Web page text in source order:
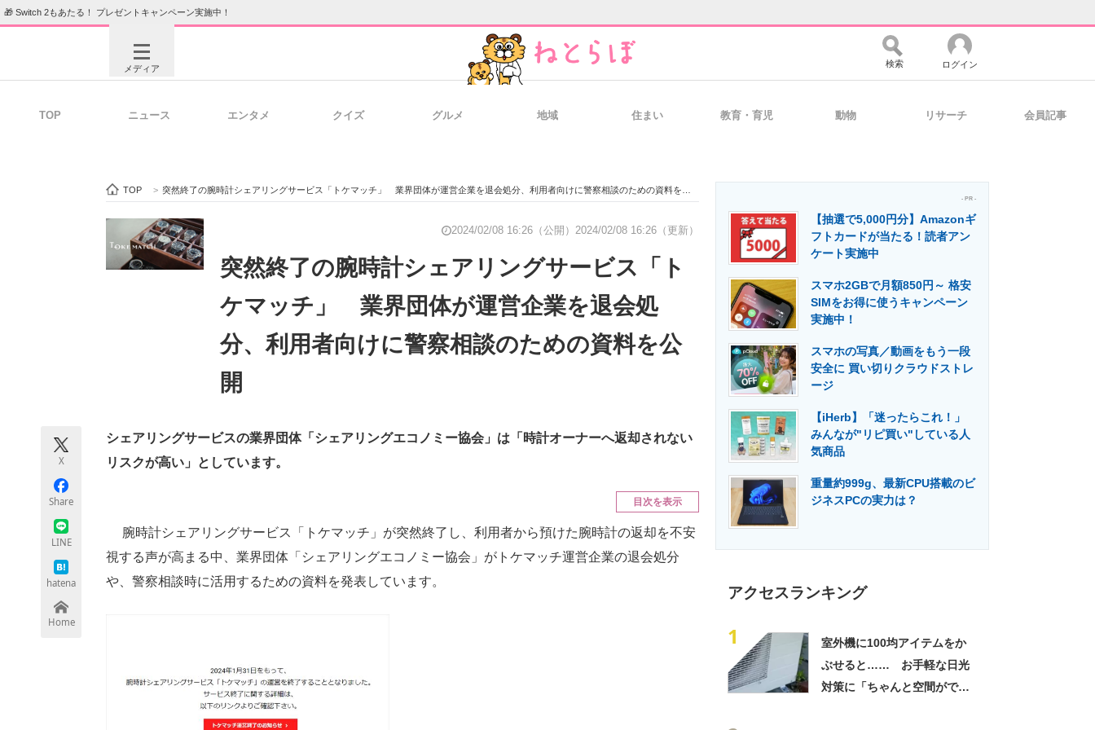
🎁 Switch 2もあたる！ プレゼントキャンペーン実施中！
メディア
ビジネスと働き方のヒント 経営リーダーのコミュニティ マーケ×ITの今がよく分かる
ITエンジニア向け専門サイト 企業向けIT製品の総合サイト IT製品の技術・比較・事例 製造業のIT導入・活用を支援
モノづくり技術者専門サイト エネルギーの専門メディア 建設×テクノロジーの最前線
ちょっと気になるネットの話題
検索 ログイン
TOP ニュース エンタメ クイズ グルメ 地域 住まい 教育・育児 動物 リサーチ 会員記事
TOP > 突然終了の腕時計シェアリングサービス「トケマッチ」 業界団体が運営企業を退会処分、利用者向けに警察相談のための資料を公開
2024/02/08 16:26（公開） 2024/02/08 16:26（更新）
突然終了の腕時計シェアリングサービス「ト
ケマッチ」 業界団体が運営企業を退会処
分、利用者向けに警察相談のための資料を公
開
X
Share
LINE
hatena
Home
シェアリングサービスの業界団体「シェアリングエコノミー協会」は「時計オーナーへ返却されない
リスクが高い」としています。
目次を表示
腕時計シェアリングサービス「トケマッチ」が突然終了し、利用者から預けた腕時計の返却を不安
視する声が高まる中、業界団体「シェアリングエコノミー協会」がトケマッチ運営企業の退会処分
や、警察相談時に活用するための資料を発表しています。
- PR -
【抽選で5,000円分】Amazonギ
フトカードが当たる！読者アン
ケート実施中
スマホ2GBで月額850円～ 格安
SIMをお得に使うキャンペーン
実施中！
スマホの写真／動画をもう一段
安全に 買い切りクラウドストレ
ージ
【iHerb】「迷ったらこれ！」
みんなが"リピ買い"している人
気商品
重量約999g、最新CPU搭載のビ
ジネスPCの実力は？
アクセスランキング
1
室外機に100均アイテムをか
ぶせると…… お手軽な日光
対策に「ちゃんと空間ができ